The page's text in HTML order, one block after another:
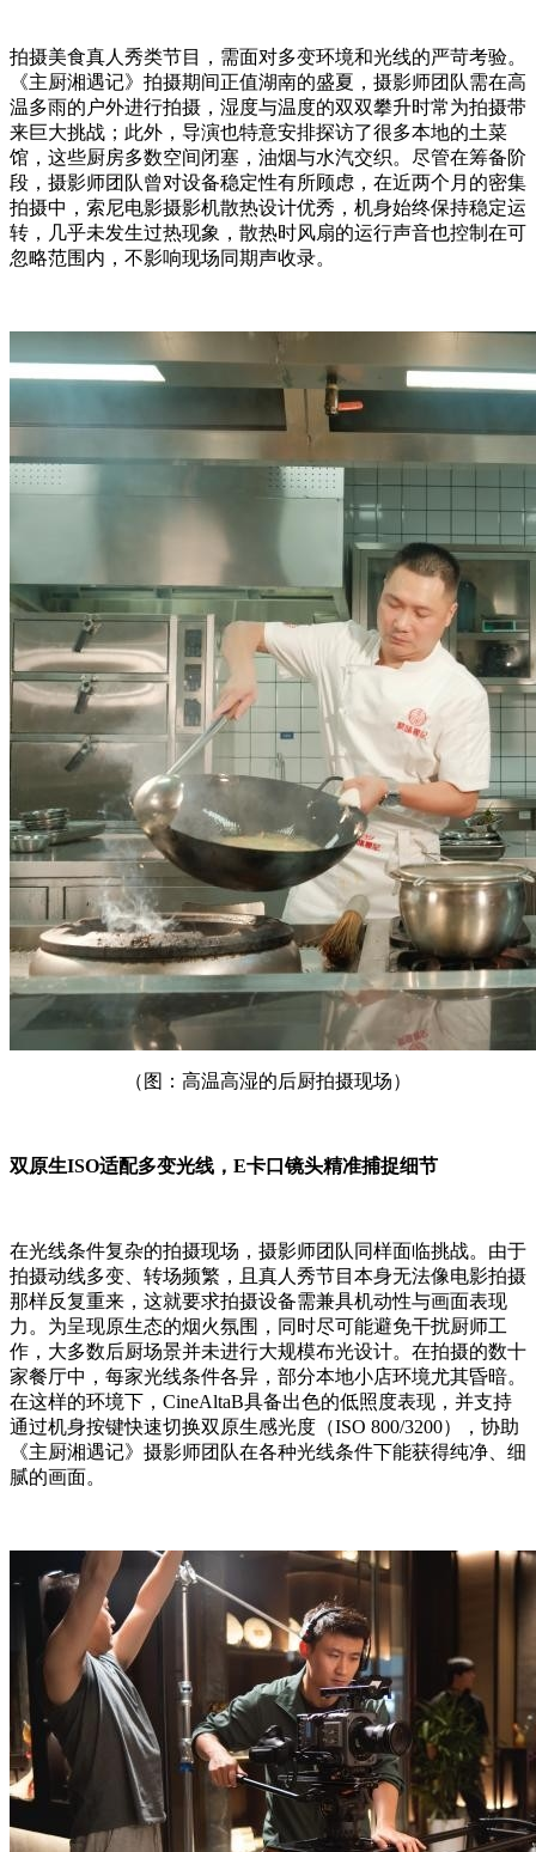
拍摄美食真人秀类节目，需面对多变环境和光线的严苛考验。
《主厨湘遇记》拍摄期间正值湖南的盛夏，摄影师团队需在高
温多雨的户外进行拍摄，湿度与温度的双双攀升时常为拍摄带
来巨大挑战；此外，导演也特意安排探访了很多本地的土菜
馆，这些厨房多数空间闭塞，油烟与水汽交织。尽管在筹备阶
段，摄影师团队曾对设备稳定性有所顾虑，在近两个月的密集
拍摄中，索尼电影摄影机散热设计优秀，机身始终保持稳定运
转，几乎未发生过热现象，散热时风扇的运行声音也控制在可
忽略范围内，不影响现场同期声收录。
（图：高温高湿的后厨拍摄现场）
双原生ISO适配多变光线，E卡口镜头精准捕捉细节
在光线条件复杂的拍摄现场，摄影师团队同样面临挑战。由于
拍摄动线多变、转场频繁，且真人秀节目本身无法像电影拍摄
那样反复重来，这就要求拍摄设备需兼具机动性与画面表现
力。为呈现原生态的烟火氛围，同时尽可能避免干扰厨师工
作，大多数后厨场景并未进行大规模布光设计。在拍摄的数十
家餐厅中，每家光线条件各异，部分本地小店环境尤其昏暗。
在这样的环境下，CineAltaB具备出色的低照度表现，并支持
通过机身按键快速切换双原生感光度（ISO 800/3200），协助
《主厨湘遇记》摄影师团队在各种光线条件下能获得纯净、细
腻的画面。